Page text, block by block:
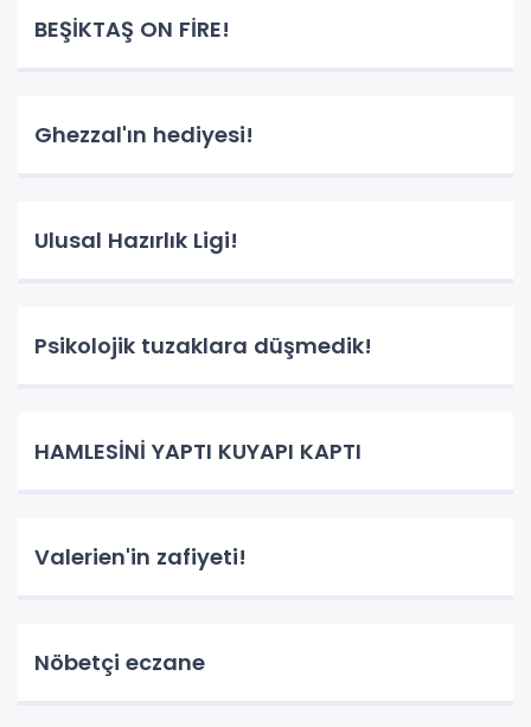
BEŞİKTAŞ ON FİRE!
Ghezzal'ın hediyesi!
Ulusal Hazırlık Ligi!
Psikolojik tuzaklara düşmedik!
HAMLESİNİ YAPTI KUYAPI KAPTI
Valerien'in zafiyeti!
Nöbetçi eczane